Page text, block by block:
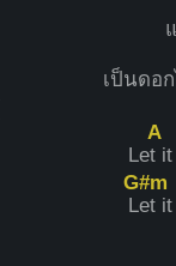
เป็นดอ
Le
A
t it
L
G#m
et it